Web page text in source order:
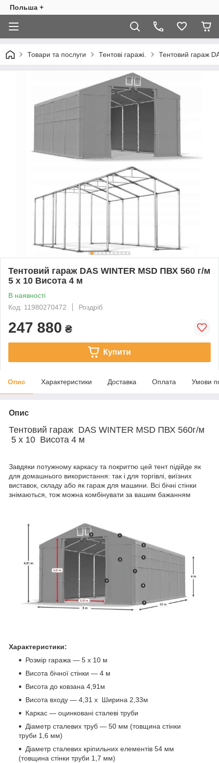
Польша +
Товари та послуги Тентові гаражі. Тентовий гараж
Тентовий гараж DAS WINTER MSD ПВХ 560 г/м
5 x 10 Висота 4 м
В наявності
Код: 11980270472
Роздріб
247 880 ₴
Купити
Опис Характеристики Доставка Оплата Умови
Опис
Тентовий гараж DAS WINTER MSD ПВХ 560г/м
5 x 10 Висота 4 м
Завдяки потужному каркасу та покриттю цей тент підійде як
для домашнього використання: так і для торгівлі, виїзних
виставок, складу або як гараж для машини. Всі бічні стінки
знімаються, тож можна комбінувати за вашим бажанням
Характеристики:
Розмір гаража — 5 х 10 м
Висота бічної стінки — 4 м
Висота до ковзана 4,91м
Висота входу — 4,31 х Ширина 2,33м
Каркас — оцинковані сталеві труби
Діаметр сталевих труб — 50 мм (товщина стінки
труби 1,6 мм)
Діаметр сталевих кріпильних елементів 54 мм
(товщина стінки труби 1,7 мм)